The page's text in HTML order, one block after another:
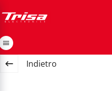
Indietro